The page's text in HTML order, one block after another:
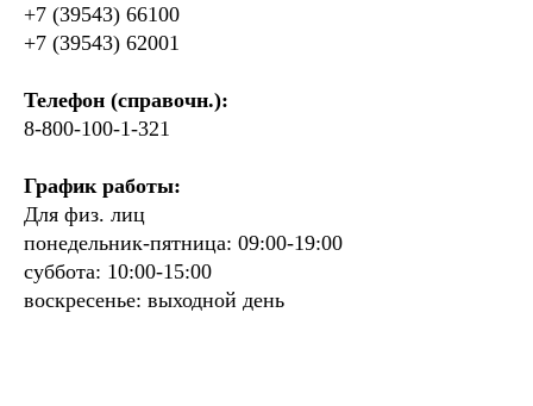
+7 (39543) 66100
+7 (39543) 62001
Телефон (справочн.):
8-800-100-1-321
График работы:
Для физ. лиц
понедельник-пятница: 09:00-19:00
суббота: 10:00-15:00
воскресенье: выходной день